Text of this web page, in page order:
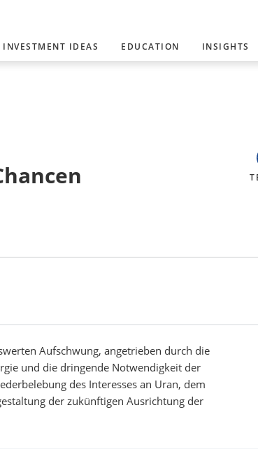
INVESTMENT IDEAS EDUCATION INSIGHTS
Aufschwung, angetrieben durch die
und die dringende Notwendigkeit der
des Interesses an Uran, dem
der zukünftigen Ausrichtung der